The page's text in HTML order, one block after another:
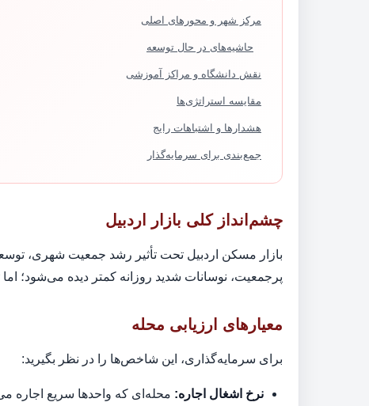
مرکز شهر و محورهای اصلی
حاشیه‌های در حال توسعه
نقش دانشگاه و مراکز آموزشی
مقایسه استراتژی‌ها
هشدارها و اشتباهات رایج
جمع‌بندی برای سرمایه‌گذار
چشم‌انداز کلی بازار اردبیل
بازار مسکن اردبیل تحت تأثیر رشد جمعیت شهری،
پرجمعیت، نوسانات شدید روزانه کمتر دیده می‌شود؛
معیارهای ارزیابی محله
برای سرمایه‌گذاری، این شاخص‌ها را در نظر بگیرید:
نرخ اشغال اجاره: محله‌ای که واحدها سریع اجاره